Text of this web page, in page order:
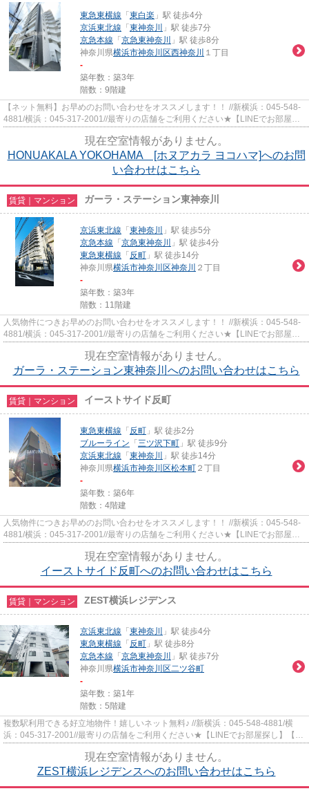
東急東横線 「 東白楽 」駅 徒歩4分
京浜東北線 「 東神奈川
」駅 徒歩7分
京急本線 「 京急東神奈川
」駅 徒歩8分
神奈川県横浜市神奈川区西神奈川 １丁目
-
築年数：築3年
階数：9階建
【ネット無料】お早めのお問い合わせをオススメします！！ //新横浜：045-548-
4881/横浜：045-317-2001//最寄りの店舗をご利用ください★【LINEでお部屋探
現在空室情報がありません。
HONUAKALA YOKOHAMA [ホヌアカラ ヨコハマ]へのお問
い合わせはこちら
賃貸｜マンション ガーラ・ステーション東神奈川
京浜東北線 「 東神奈川
」駅 徒歩5分
京急本線 「 京急東神奈川
」駅 徒歩4分
東急東横線 「 反町 」駅 徒歩14分
神奈川県横浜市神奈川区神奈川 ２丁目
-
築年数：築3年
階数：11階建
人気物件につきお早めのお問い合わせをオススメします！！ //新横浜：045-548-
4881/横浜：045-317-2001//最寄りの店舗をご利用ください★【LINEでお部屋探
現在空室情報がありません。
ガーラ・ステーション東神奈川へのお問い合わせはこちら
賃貸｜マンション イーストサイド反町
東急東横線 「 反町 」駅 徒歩2分
ブルーライン 「 三ツ沢下町 」駅 徒歩9分
京浜東北線 「 東神奈川
」駅 徒歩14分
神奈川県横浜市神奈川区松本町 ２丁目
-
築年数：築6年
階数：4階建
人気物件につきお早めのお問い合わせをオススメします！！ //新横浜：045-548-
4881/横浜：045-317-2001//最寄りの店舗をご利用ください★【LINEでお部屋探
現在空室情報がありません。
イーストサイド反町へのお問い合わせはこちら
賃貸｜マンション ZEST横浜レジデンス
京浜東北線 「 東神奈川
」駅 徒歩4分
東急東横線 「 反町 」駅 徒歩8分
京急本線 「 京急東神奈川
」駅 徒歩7分
神奈川県横浜市神奈川区二ツ谷町
-
築年数：築1年
階数：5階建
複数駅利用できる好立地物件！嬉しいネット無料♪ //新横浜：045-548-4881/横
浜：045-317-2001//最寄りの店舗をご利用ください★【LINEでお部屋探し】【初
現在空室情報がありません。
ZEST横浜レジデンスへのお問い合わせはこちら